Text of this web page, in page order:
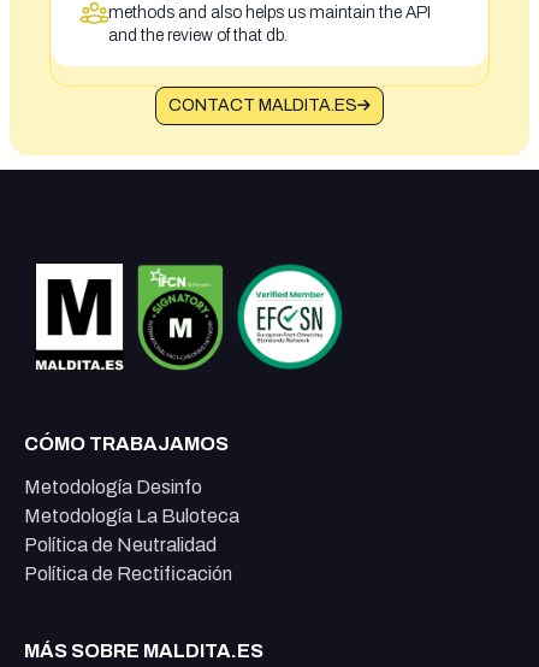
methods and also helps us maintain the API
and the review of that db.
CONTACT MALDITA.ES
CÓMO TRABAJAMOS
Metodología Desinfo
Metodología La Buloteca
Política de Neutralidad
Política de Rectificación
MÁS SOBRE MALDITA.ES